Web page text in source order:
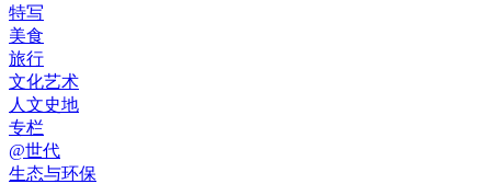
特写
美食
旅行
文化艺术
人文史地
专栏
@世代
生态与环保